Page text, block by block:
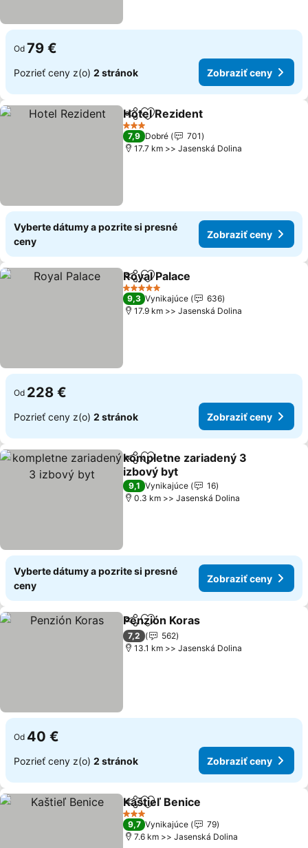
Od 79 €
Pozrieť ceny z(o) 2 stránok Zobraziť ceny
ZdieľaťPridať do obľúbených
Hotel Rezident
3 Počet hviezdičiek
7,9 Dobré
701
17.7 km >> Jasenská Dolina
Vyberte dátumy a pozrite si presné
ceny
Zobraziť ceny
ZdieľaťPridať do obľúbených
Royal Palace
5 Počet hviezdičiek
9,3 Vynikajúce
636
17.9 km >> Jasenská Dolina
Od 228 €
Pozrieť ceny z(o) 2 stránok Zobraziť ceny
ZdieľaťPridať do obľúbených
kompletne zariadený 3
izbový byt
9,1 Vynikajúce
16
0.3 km >> Jasenská Dolina
Vyberte dátumy a pozrite si presné
ceny
Zobraziť ceny
ZdieľaťPridať do obľúbených
Penzión Koras
7,2
562
13.1 km >> Jasenská Dolina
Od 40 €
Pozrieť ceny z(o) 2 stránok Zobraziť ceny
ZdieľaťPridať do obľúbených
Kaštieľ Benice
3 Počet hviezdičiek
9,7 Vynikajúce
79
7.6 km >> Jasenská Dolina